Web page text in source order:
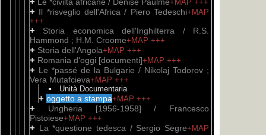
+MAP +++
+ Il *risveglio dell'Africa / Piero Tedeschi+MAP
+++
+ Storia economica dell'Inghilterra / R.S.
Hammond ; H.M. Croome+MAP +++
+ Storia dell'Angola+MAP +++
+ Romania d'oggi [documenti]+MAP +++
+ Le *passé de la Bulgarie / Nikolaj Todorov ;
Vera Mutafcieva+MAP +++
Unità Documentaria
+ oggetto a stampa+MAP +++
+
Ungheria [1956-1958] / Francesco
Pistoiese+MAP +++
+ La *questione tedesca / Sergio Segre+MAP